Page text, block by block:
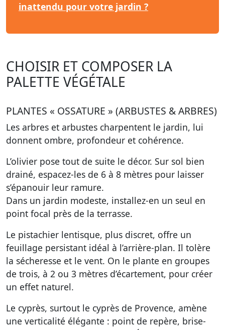
inattendu pour votre jardin ?
CHOISIR ET COMPOSER LA
PALETTE VÉGÉTALE
PLANTES « OSSATURE » (ARBUSTES & ARBRES)
Les arbres et arbustes charpentent le jardin, lui
donnent ombre, profondeur et cohérence.
L’olivier pose tout de suite le décor. Sur sol bien
drainé, espacez-les de 6 à 8 mètres pour laisser
s’épanouir leur ramure.
Dans un jardin modeste, installez-en un seul en
point focal près de la terrasse.
Le pistachier lentisque, plus discret, offre un
feuillage persistant idéal à l’arrière-plan. Il tolère
la sécheresse et le vent. On le plante en groupes
de trois, à 2 ou 3 mètres d’écartement, pour créer
un effet naturel.
Le cyprès, surtout le cyprès de Provence, amène
une verticalité élégante : point de repère, brise-